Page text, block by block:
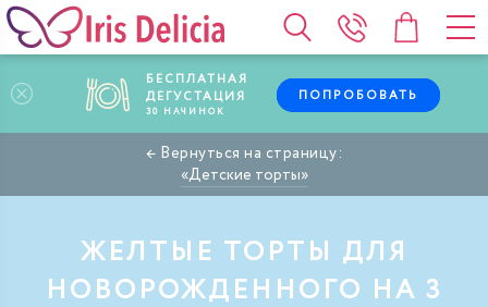
БЕСПЛАТНАЯ
ДЕГУСТАЦИЯ
30 НАЧИНОК
ПОПРОБОВАТЬ
Детские торты
ЖЕЛТЫЕ ТОРТЫ ДЛЯ
НОВОРОЖДЕННОГО НА 3